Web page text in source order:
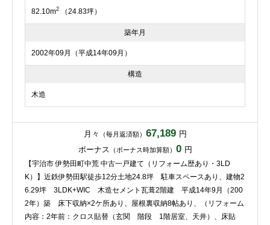
82.10m2 （24.83坪）
築年月
2002年09月（平成14年09月）
構造
木造
月々 （毎月返済額） 67,189 円
ボーナス （ボーナス時加算額） 0 円
【宇治市 伊勢田町中荒 中古一戸建て（リフォーム歴あり・3LD
K）】近鉄伊勢田駅徒歩12分土地24.8坪 駐車スペースあり、建物2
6.29坪 3LDK+WIC 木造セメント瓦葺2階建 平成14年9月（200
2年）築 床下収納×2ケ所あり、屋根裏収納8帖あり、（リフォーム
内容：2年前：クロス貼替（玄関 階段 1階居室、天井）、床貼